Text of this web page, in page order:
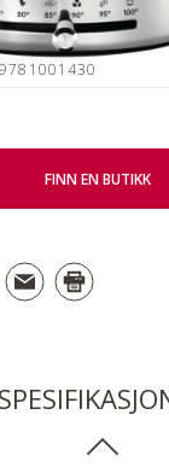
FINN EN BUTIKK